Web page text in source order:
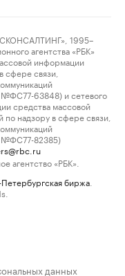
1995–
агентства «РБК»
информации
сфере связи,
63848) и сетевого
средства массовой
надзору в сфере связи,
№ФС77-82385)
агентство «РБК».
биржа
данных